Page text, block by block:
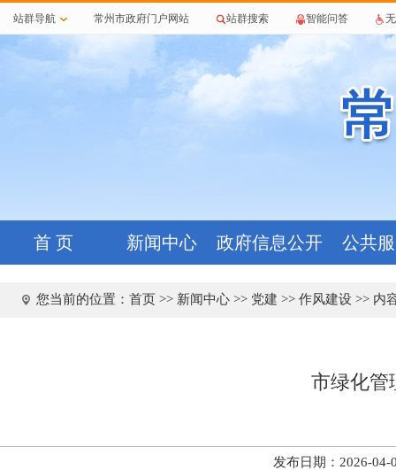
站群导航 常州市政府门户网站 站群搜索 智能问答
首 页 新闻中心 政府信息公开 公共
您当前的位置： 首页 >> 新闻中心 >> 党建 >> 作风建设 >> 内
市绿化管
发布日期：2026-